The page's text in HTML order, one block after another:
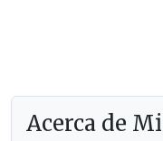
Acerca de